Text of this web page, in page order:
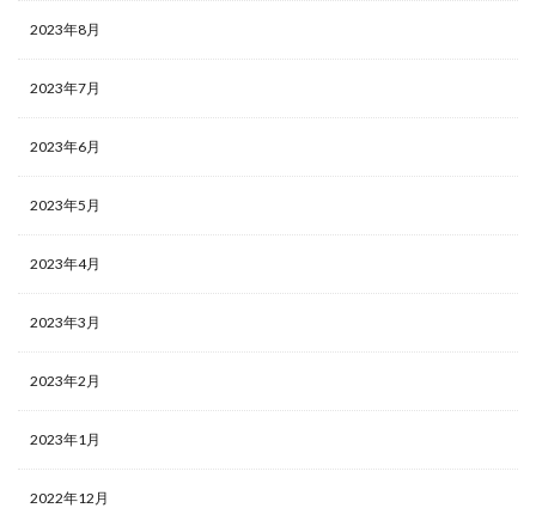
2023年8月
2023年7月
2023年6月
2023年5月
2023年4月
2023年3月
2023年2月
2023年1月
2022年12月